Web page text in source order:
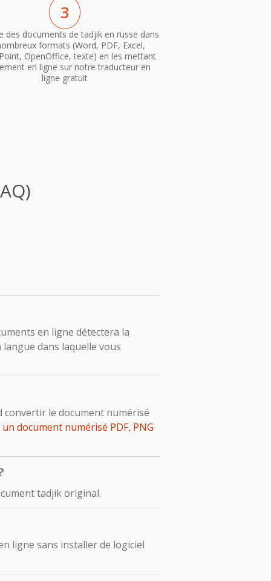
3
des documents de tadjik en russe dans
formats (Word, PDF, Excel,
OpenOffice, texte) en les mettant
en ligne sur notre traducteur en
ligne gratuit
en ligne détectera la
dans laquelle vous
convertir le document numérisé
document numérisé PDF, PNG
tadjik original.
ligne sans installer de logiciel